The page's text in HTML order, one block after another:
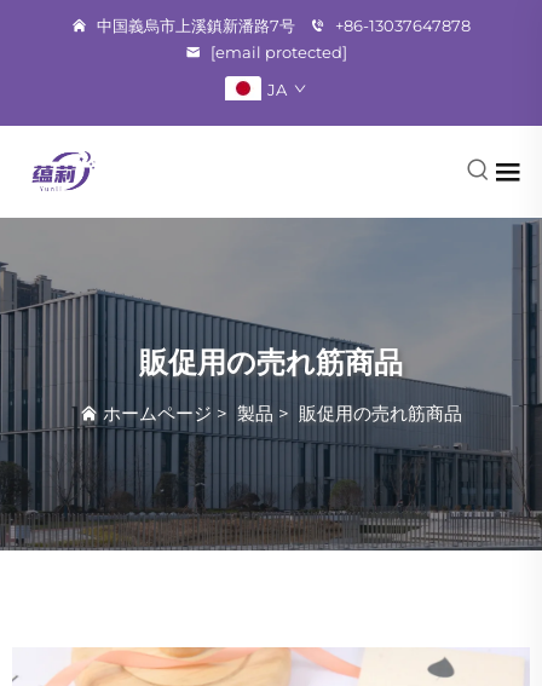
中国義烏市上溪鎮新潘路7号
+86-13037647878
[email protected]
JA
販促用の売れ筋商品
ホームページ > 製品 > 販促用の売れ筋商品